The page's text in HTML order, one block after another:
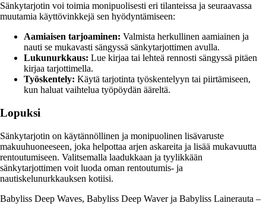
Sänkytarjotin voi toimia monipuolisesti eri tilanteissa ja seuraavassa
muutamia käyttövinkkejä sen hyödyntämiseen:
Aamiaisen tarjoaminen: Valmista herkullinen aamiainen ja
nauti se mukavasti sängyssä sänkytarjottimen avulla.
Lukunurkkaus: Lue kirjaa tai lehteä rennosti sängyssä pitäen
kirjaa tarjottimella.
Työskentely: Käytä tarjotinta työskentelyyn tai piirtämiseen,
kun haluat vaihtelua työpöydän ääreltä.
Lopuksi
Sänkytarjotin on käytännöllinen ja monipuolinen lisävaruste
makuuhuoneeseen, joka helpottaa arjen askareita ja lisää mukavuutta
rentoutumiseen. Valitsemalla laadukkaan ja tyylikkään
sänkytarjottimen voit luoda oman rentoutumis- ja
nautiskelunurkkauksen kotiisi.
Babyliss Deep Waves, Babyliss Deep Waver ja Babyliss Lainerauta –